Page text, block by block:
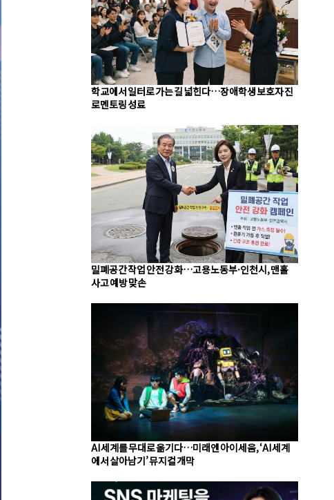
학교에서 일터로 가는 길 넓힌다…장애학생 보호자 진
로멘토링 성료
밀폐공간 작업 안전 강화…고용노동부·인천시, 맨홀
사고 예방 맞손
AI 세계를 무대로 옮기다…미래엔 아이세움, ‘AI 세계
에서 살아남기’ 뮤지컬 개막